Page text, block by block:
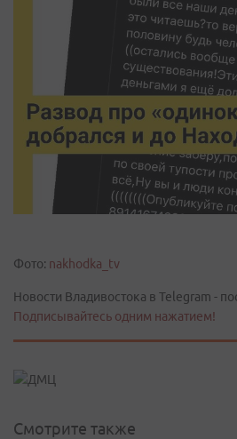
Фото: nakhodka_tv
Новости Владивостока в Telegram -
Подписывайтесь одним нажатием!
Смотрите также